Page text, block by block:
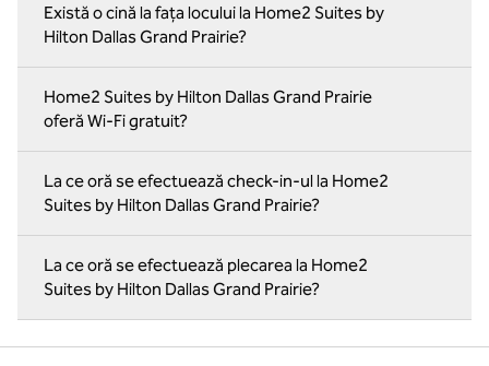
Există o cină la fața locului la Home2 Suites by
Hilton Dallas Grand Prairie?
Home2 Suites by Hilton Dallas Grand Prairie
oferă Wi-Fi gratuit?
La ce oră se efectuează check-in-ul la Home2
Suites by Hilton Dallas Grand Prairie?
La ce oră se efectuează plecarea la Home2
Suites by Hilton Dallas Grand Prairie?